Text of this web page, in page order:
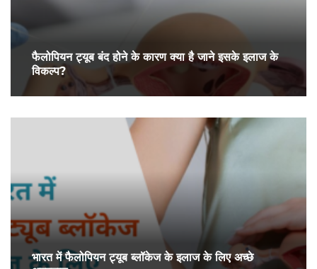
फैलोपियन ट्यूब बंद होने के कारण क्या है जाने इसके इलाज के
विकल्प?
भारत में फैलोपियन ट्यूब ब्लॉकेज के इलाज के लिए अच्छे